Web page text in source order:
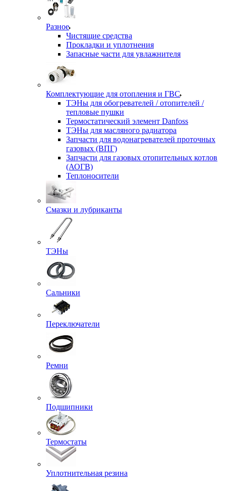
Разное
Чистящие средства
Прокладки и уплотнения
Запасные части для увлажнителя
Комплектующие для отопления и ГВС
ТЭНы для обогревателей / отопителей /
тепловые пушки
Термостатический элемент Danfoss
ТЭНы для масляного радиатора
Запчасти для водонагревателей проточных
газовых (ВПГ)
Запчасти для газовых отопительных котлов
(АОГВ)
Теплоносители
Смазки и лубриканты
ТЭНы
Сальники
Переключатели
Ремни
Подшипники
Термостаты
Уплотнительная резина